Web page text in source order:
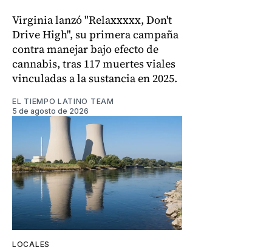
Virginia lanzó "Relaxxxxx, Don't
Drive High", su primera campaña
contra manejar bajo efecto de
cannabis, tras 117 muertes viales
vinculadas a la sustancia en 2025.
EL TIEMPO LATINO TEAM
5 de agosto de 2026
LOCALES